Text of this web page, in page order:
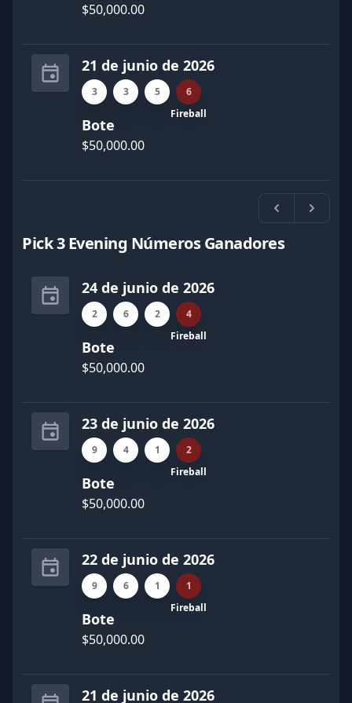
$50,000.00
21 de junio de 2026
3 3
5
Fireball
6
Bote
$50,000.00
Previa
Pick 3 Evening Números Ganadores
24 de junio de 2026
2 6
2
Fireball
4
Bote
$50,000.00
23 de junio de 2026
9 4
1
Fireball
2
Bote
$50,000.00
22 de junio de 2026
9 6
1
Fireball
1
Bote
$50,000.00
21 de junio de 2026